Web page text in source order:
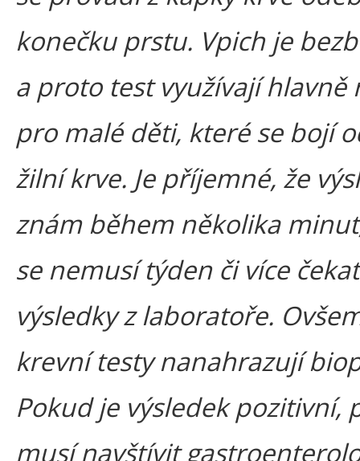
konečku prstu. Vpich je
a proto test využívají hlavně
pro malé děti, které se bojí
žilní krve. Je příjemné, že
znám během několika
se nemusí týden či více
výsledky z laboratoře.
krevní testy nanahrazují
Pokud je výsledek pozitivní,
musí navštívit